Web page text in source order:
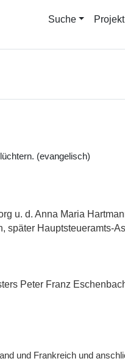
Suche Projekt
(evangelisch)
u. d. Anna Maria
später Hauptsteueramts-
Peter Franz
und Frankreich und